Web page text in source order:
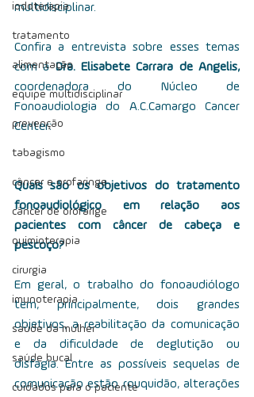
iodoterapia
tratamento
alimentação
equipe multidisciplinar
prevenção
tabagismo
câncer e orofaringe
câncer de orofarige
quimioterapia
cirurgia
imunoterapia
saúde da mulher
saúde bucal
cuidados para o paciente
multidisciplinar.
Confira a entrevista sobre esses temas
com a
Dra. Elisabete Carrara de Angelis,
coordenadora do Núcleo de
Fonoaudiologia do A.C.Camargo Cancer
Center:
Quais são os objetivos do tratamento
fonoaudiológico em relação aos
pacientes com câncer de cabeça e
pescoço?
Em geral, o trabalho do fonoaudiólogo
tem, principalmente, dois grandes
objetivos, a reabilitação da comunicação
e da dificuldade de deglutição ou
disfagia. Entre as possíveis sequelas de
comunicação estão rouquidão, alterações